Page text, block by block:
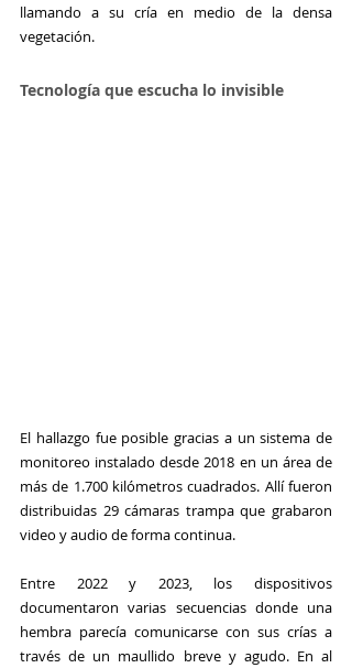
llamando a su cría en medio de la densa
vegetación.
Tecnología que escucha lo invisible
El hallazgo fue posible gracias a un sistema de
monitoreo instalado desde 2018 en un área de
más de 1.700 kilómetros cuadrados. Allí fueron
distribuidas 29 cámaras trampa que grabaron
video y audio de forma continua.
Entre 2022 y 2023, los dispositivos
documentaron varias secuencias donde una
hembra parecía comunicarse con sus crías a
través de un maullido breve y agudo. En al